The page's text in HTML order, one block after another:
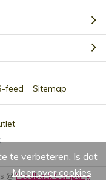
feed Sitemap
@Feedback Company
te verbeteren. Is dat
Meer over cookies